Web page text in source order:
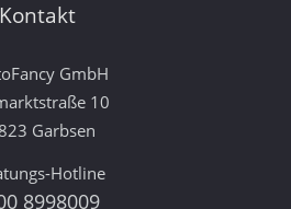
Kontakt
GmbH
10
Garbsen
Hotline
8998009